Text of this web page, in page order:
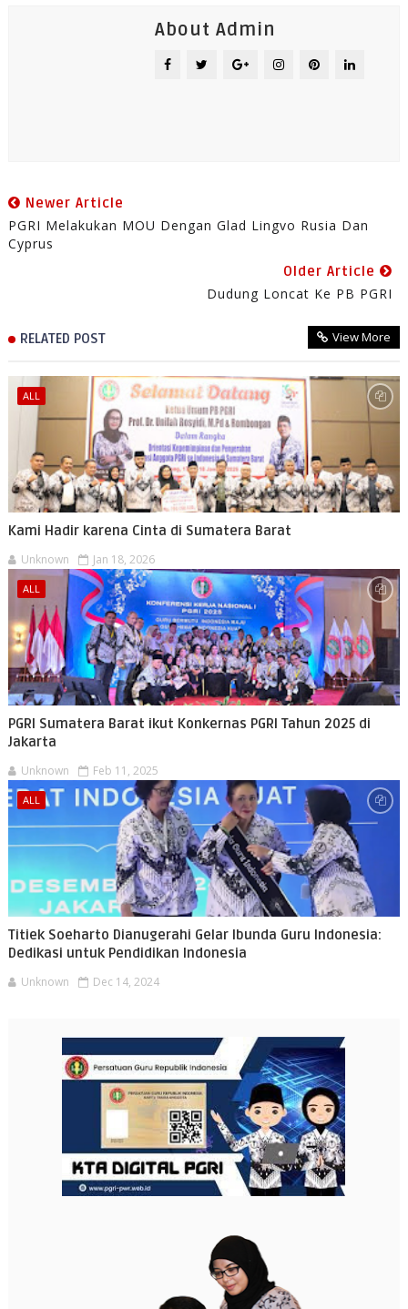
About Admin
Newer Article
PGRI Melakukan MOU Dengan Glad Lingvo Rusia Dan
Cyprus
Older Article
Dudung Loncat Ke PB PGRI
RELATED POST View More
ALL
Kami Hadir karena Cinta di Sumatera Barat
Unknown Jan 18, 2026
ALL
PGRI Sumatera Barat ikut Konkernas PGRI Tahun 2025 di
Jakarta
Unknown Feb 11, 2025
ALL
Titiek Soeharto Dianugerahi Gelar Ibunda Guru Indonesia:
Dedikasi untuk Pendidikan Indonesia
Unknown Dec 14, 2024